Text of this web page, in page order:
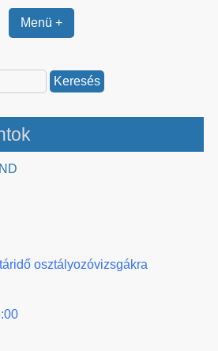
Menü +
osztályozóvizsgákra